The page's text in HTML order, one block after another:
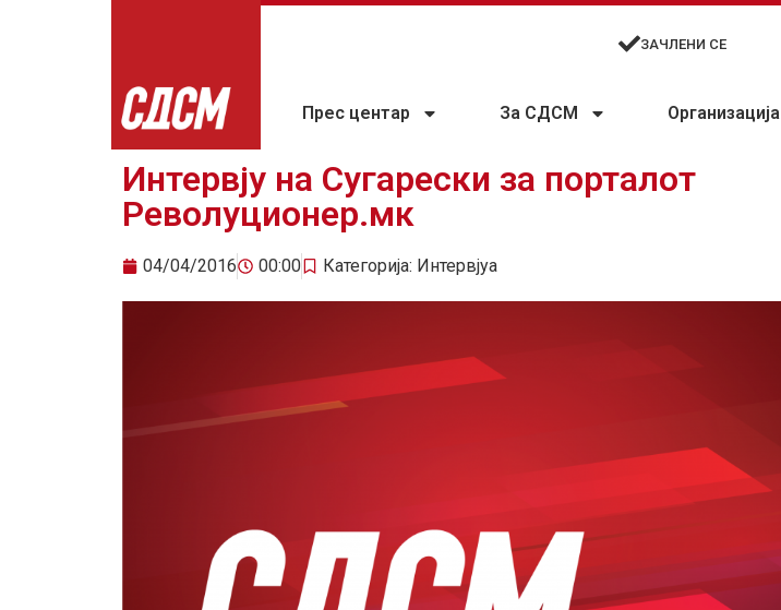
ЗАЧЛЕНИ СЕ
Прес центар За СДСМ Организација
Интервју на Сугарески за порталот
Револуционер.мк
04/04/2016 00:00 Категорија: Интервјуа